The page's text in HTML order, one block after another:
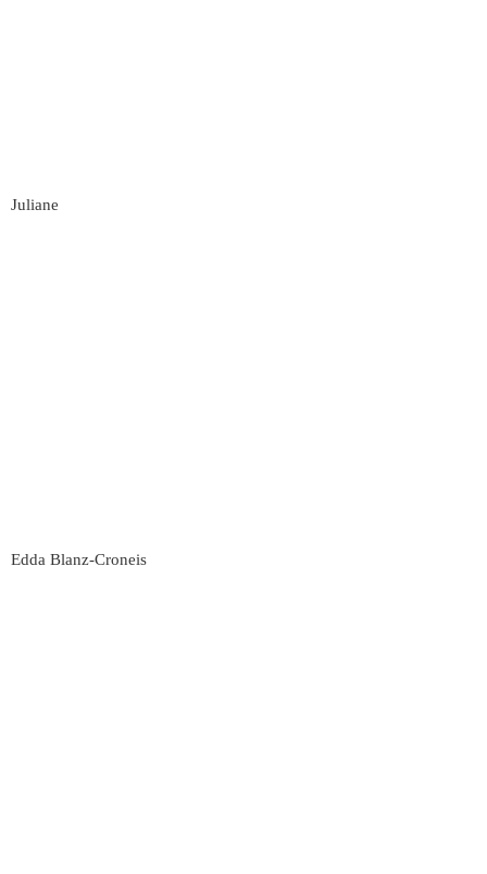
Juliane
Edda Blanz-Croneis